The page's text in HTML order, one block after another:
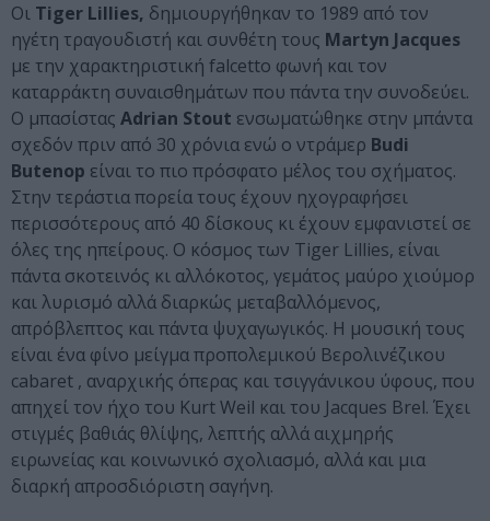
Οι Tiger Lillies, δημιουργήθηκαν το 1989 από τον
ηγέτη τραγουδιστή και συνθέτη τους Martyn Jacques
με την χαρακτηριστική falcetto φωνή και τον
καταρράκτη συναισθημάτων που πάντα την συνοδεύει.
Ο μπασίστας Adrian Stout ενσωματώθηκε στην μπάντα
σχεδόν πριν από 30 χρόνια ενώ ο ντράμερ Budi
Butenop είναι το πιο πρόσφατο μέλος του σχήματος.
Στην τεράστια πορεία τους έχουν ηχογραφήσει
περισσότερους από 40 δίσκους κι έχουν εμφανιστεί σε
όλες της ηπείρους. Ο κόσμος των Tiger Lillies, είναι
πάντα σκοτεινός κι αλλόκοτος, γεμάτος μαύρο χιούμορ
και λυρισμό αλλά διαρκώς μεταβαλλόμενος,
απρόβλεπτος και πάντα ψυχαγωγικός. Η μουσική τους
είναι ένα φίνο μείγμα προπολεμικού Βερολινέζικου
cabaret , αναρχικής όπερας και τσιγγάνικου ύφους, που
απηχεί τον ήχο του Kurt Weil και του Jacques Brel. Έχει
στιγμές βαθιάς θλίψης, λεπτής αλλά αιχμηρής
ειρωνείας και κοινωνικό σχολιασμό, αλλά και μια
διαρκή απροσδιόριστη σαγήνη.